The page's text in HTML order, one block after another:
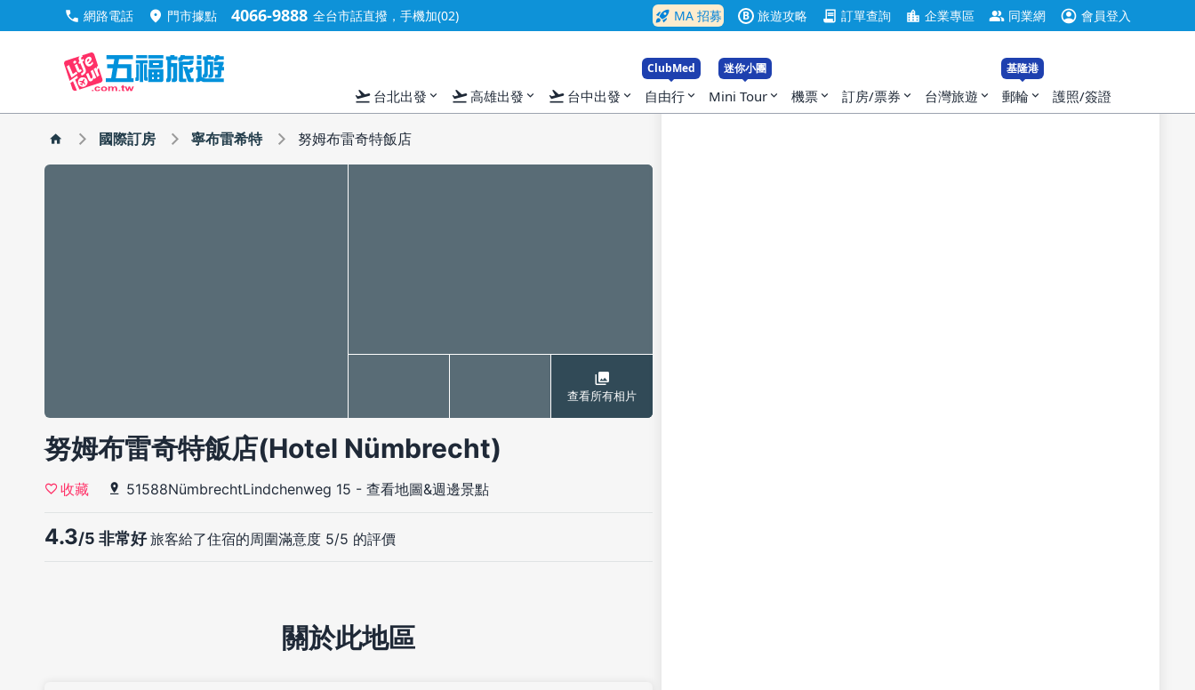
call 網路電話 location_on 門市據點 4066-9888 全台市話直撥，手機加(02) rocket_launch MA 招募 B 旅遊攻略 contract 訂單查詢 location_city 企業專區 group 同業網 account_circle 會員登入
flight_takeoff 台北出發 expand_more flight_takeoff高雄出發 expand_more flight_takeoff 台中出發 expand_more
ClubMed
自由行 expand_more
迷你小團
Mini Tour expand_more 機票 expand_more 訂房/票券 expand_more 台灣旅遊 expand_more
基隆港
郵輪 expand_more 護照/簽證
國際訂房 寧布雷希特 努姆布雷奇特飯店
查看所有相片
努姆布雷奇特飯店(Hotel Nümbrecht)
收藏 51588NümbrechtLindchenweg 15 - 查看地圖&週邊景點
4.3/5 非常好旅客給了住宿的周圍滿意度 5/5 的評價
關於此地區